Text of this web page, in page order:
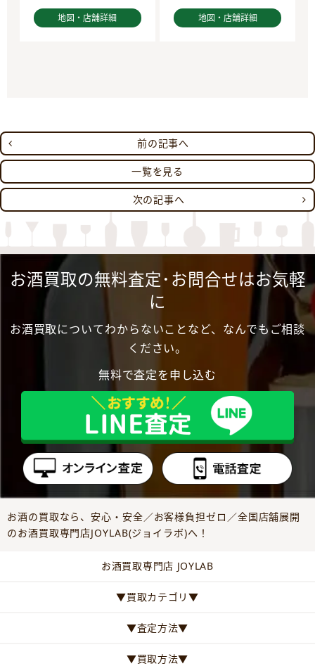
地図・店舗詳細 地図・店舗詳細
前の記事へ
一覧を見る
次の記事へ
お酒買取の無料査定･お問合せはお気軽
に
お酒買取についてわからないことなど、なんでもご相談
ください。
無料で査定を申し込む
お酒の買取なら、安心・安全／お客様負担ゼロ／全国店舗展開
のお酒買取専門店JOYLAB(ジョイラボ)へ！
お酒買取専門店 JOYLAB
▼買取カテゴリ▼
▼査定方法▼
▼買取方法▼